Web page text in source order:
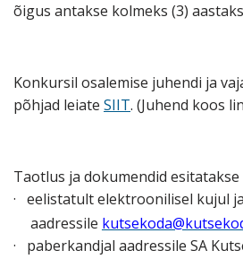
õigus antakse kolmeks (3)
Konkursil osalemise juhendi ja
põhjad leiate SIIT. (Juhend koos
Taotlus ja dokumendid
· eelistatult elektroonilisel kujul
aadressile
·
paberkandjal aadressile SA